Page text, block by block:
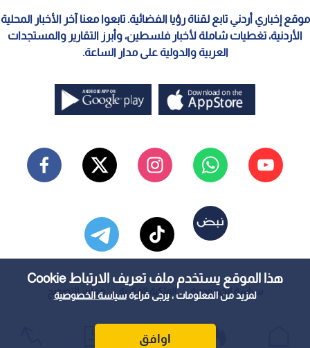
هذا الموقع يستخدم ملف تعريف الارتباط Cookie
لمزيد من المعلومات ، يرجى قراءةسياسة الخصوصية
اوافق
موقع إخباري أردني تابع لقناة رؤيا الفضائية. تابعوا معنا آخر الأخبار المحلية
الأردنية، تغطيات شاملة لأخبار فلسطين، وأبرز التقارير والمستجدات
العربية والدولية على مدار الساعة.
سياسة الخصوصية الملكية الفكرية معايير التصحيح